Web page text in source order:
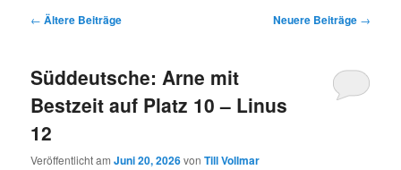
Beitragsnavigation
← Ältere Beiträge Neuere Beiträge →
Süddeutsche: Arne mit
Bestzeit auf Platz 10 – Linus
12
Veröffentlicht amJuni 20, 2026vonTill Vollmar